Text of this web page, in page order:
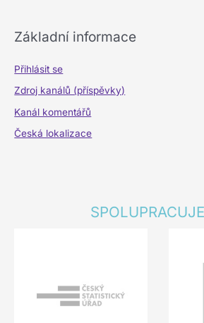
Základní informace
Přihlásit se
Zdroj kanálů (příspěvky)
Kanál komentářů
Česká lokalizace